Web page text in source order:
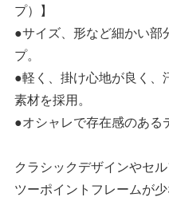
プ）】
●サイズ、形など細かい部
プ。
●軽く、掛け心地が良く、
素材を採用。
●オシャレで存在感のある
クラシックデザインやセ
ツーポイントフレームが